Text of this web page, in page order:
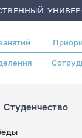
Студенчество